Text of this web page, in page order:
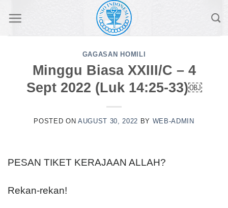
GAGASAN HOMILI
Minggu Biasa XXIII/C – 4
Sept 2022 (Luk 14:25-33)￼
POSTED ON AUGUST 30, 2022 BY WEB-ADMIN
PESAN TIKET KERAJAAN ALLAH?
Rekan-rekan!